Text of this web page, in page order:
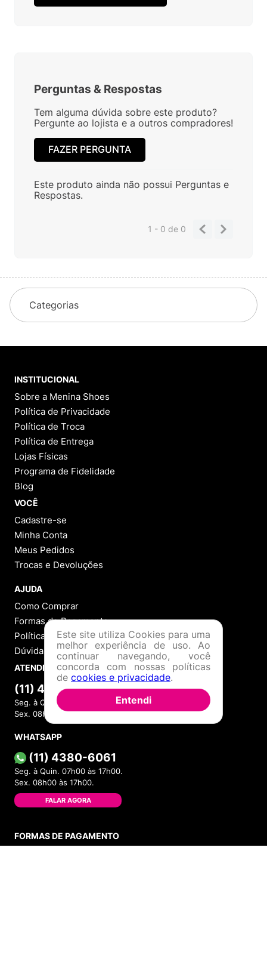
Perguntas & Respostas
Tem alguma dúvida sobre este produto?
Pergunte ao lojista e a outros compradores!
FAZER PERGUNTA
Este produto ainda não possui Perguntas e
Respostas.
1 - 0de 0
Categorias
INSTITUCIONAL
Sobre a Menina Shoes
Política de Privacidade
Política de Troca
Política de Entrega
Lojas Físicas
Programa de Fidelidade
Blog
VOCÊ
Cadastre-se
Minha Conta
Meus Pedidos
Trocas e Devoluções
AJUDA
Como Comprar
Formas de Pagamento
Política de Troca
Dúvidas Frequentes
ATENDIMENTO
(11) 4380-6061
Seg. à Quin. 07h00 às 17h00.
Sex. 08h00 às 17h00.
WHATSAPP
(11) 4380-6061
Seg. à Quin. 07h00 às 17h00.
Sex. 08h00 às 17h00.
FALAR AGORA
FORMAS DE PAGAMENTO
Este site utiliza Cookies para uma
melhor experiência de uso. Ao
continuar navegando, você
concorda com nossas políticas
de cookies e privacidade.
Entendi